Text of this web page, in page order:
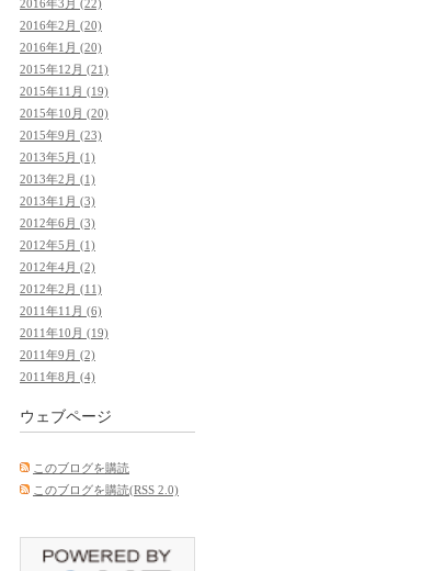
2016年3月 (22)
2016年2月 (20)
2016年1月 (20)
2015年12月 (21)
2015年11月 (19)
2015年10月 (20)
2015年9月 (23)
2013年5月 (1)
2013年2月 (1)
2013年1月 (3)
2012年6月 (3)
2012年5月 (1)
2012年4月 (2)
2012年2月 (11)
2011年11月 (6)
2011年10月 (19)
2011年9月 (2)
2011年8月 (4)
ウェブページ
このブログを購読
このブログを購読(RSS 2.0)